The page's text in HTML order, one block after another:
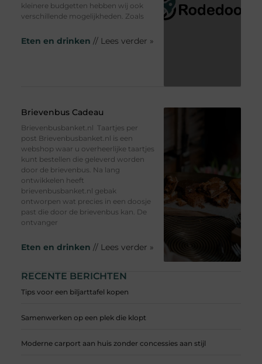
RECENTE BERICHTEN
Tips voor een biljarttafel kopen
Samenwerken op een plek die klopt
Moderne carport aan huis zonder concessies aan stijl
kleinere budgetten hebben wij ook
verschillende mogelijkheden. Zoals
Eten en drinken // Lees verder »
Brievenbus Cadeau
Brievenbusbanket.nl Taartjes per
post Brievenbusbanket.nl is een
webshop waar u overheerlijke taartjes
kunt bestellen die geleverd worden
door de brievenbus. Na lang
ontwikkelen heeft
brievenbusbanket.nl gebak
ontworpen wat precies in een doosje
past die door de brievenbus kan. De
ontvanger
Eten en drinken // Lees verder »